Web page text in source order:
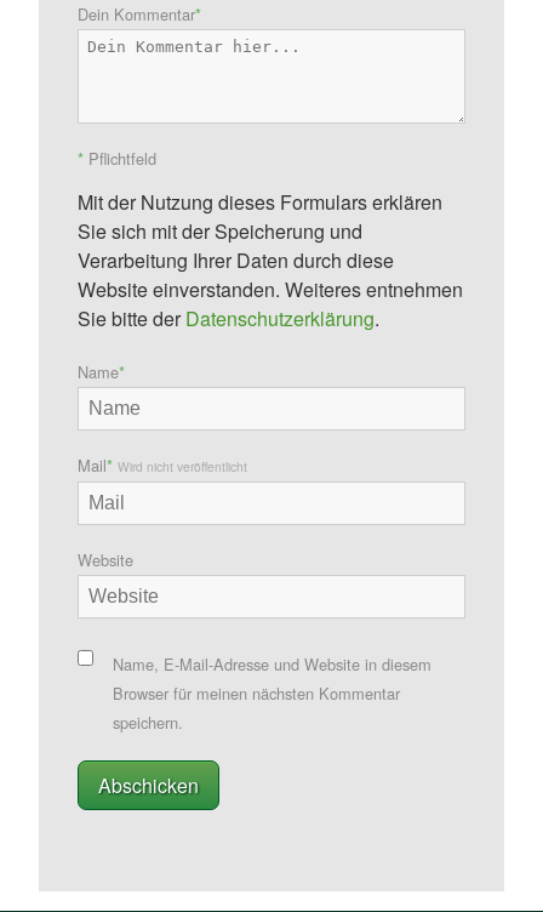
Dein Kommentar*
* Pflichtfeld
Mit der Nutzung dieses Formulars erklären
Sie sich mit der Speicherung und
Verarbeitung Ihrer Daten durch diese
Website einverstanden. Weiteres entnehmen
Sie bitte der Datenschutzerklärung.
Name*
Mail* Wird nicht veröffentlicht
Website
Name, E-Mail-Adresse und Website in diesem
Browser für meinen nächsten Kommentar
speichern.